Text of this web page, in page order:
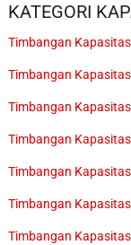
KATEGORI
Timbangan Kapasitas
Timbangan Kapasitas
Timbangan Kapasitas
Timbangan Kapasitas
Timbangan
Timbangan
Timbangan